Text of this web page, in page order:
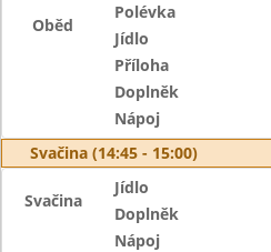
Oběd
Polévka
Jídlo
Příloha
Doplněk
Nápoj
Svačina (14:45 - 15:00)
Svačina
Jídlo
Doplněk
Nápoj